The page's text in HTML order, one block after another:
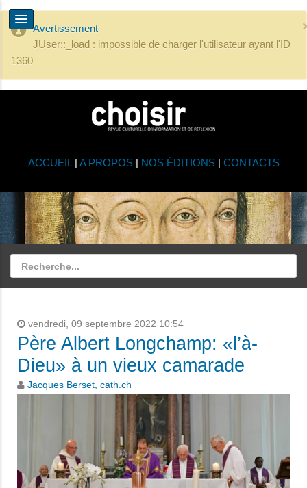
Avertissement
JUser::_load : impossible de charger l'utilisateur ayant l'ID
1360
ACCUEIL | A PROPOS| NOS ÉDITIONS| CONTACTS
vendredi, 09 septembre 2022 10:54
Père Albert Longchamp: «l’à-
Dieu» à un vieux camarade
Jacques Berset, cath.ch